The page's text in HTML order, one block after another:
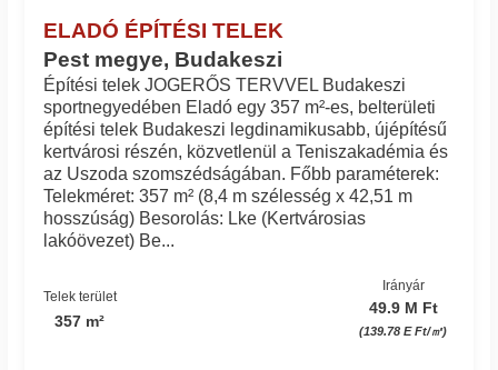
ELADÓ ÉPÍTÉSI TELEK
Pest megye, Budakeszi
Építési telek JOGERŐS TERVVEL Budakeszi
sportnegyedében Eladó egy 357 m²-es, belterületi
építési telek Budakeszi legdinamikusabb, újépítésű
kertvárosi részén, közvetlenül a Teniszakadémia és
az Uszoda szomszédságában. Főbb paraméterek:
Telekméret: 357 m² (8,4 m szélesség x 42,51 m
hosszúság) Besorolás: Lke (Kertvárosias
lakóövezet) Be...
Telek terület
357 m²
Irányár
49.9 M Ft
(139.78 E Ft/㎡)